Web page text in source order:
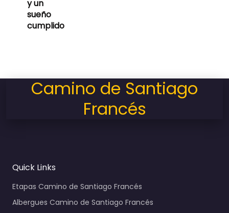
y un
sueño
cumplido
Camino de Santiago
Francés
Quick Links
Etapas Camino de Santiago Francés
Albergues Camino de Santiago Francés